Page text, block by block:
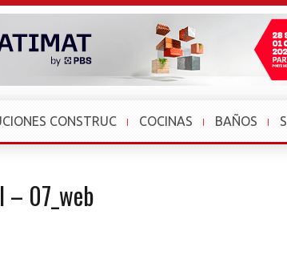
CONSTRUC COCINAS BAÑOS
– 07_web